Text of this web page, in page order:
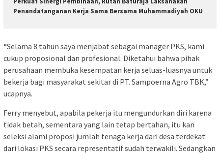
Penandatanganan Kerja Sama Bersama Muhammadiyah OKU
“Selama 8 tahun saya menjabat sebagai manager PKS, kami
cukup proposional dan profesional. Diketahui bahwa pihak
perusahaan membuka kesempatan kerja seluas-luasnya untuk
bekerja bagi masyarakat sekitar di PT. Sampoerna Agro TBK,”
ucapnya.
Ferry menyebut, apabila pekerja itu mengundurkan diri karena
tidak betah, sementara yang lain tetap bertahan, itu kan
seleksi alami proposi jumlah tenaga kerja dari desa terdekat
dari lokasi PKS secara representatif sudah terwakili. Sedangkan